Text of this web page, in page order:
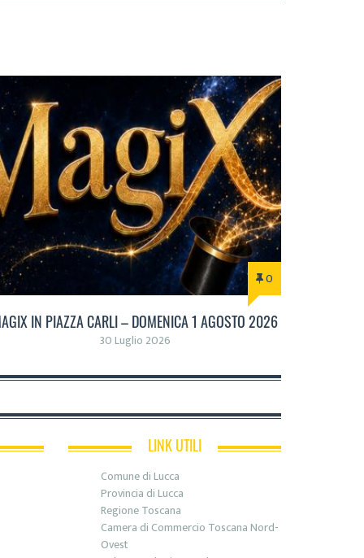
0
IN PIAZZA CARLI – DOMENICA 1 AGOSTO 2026
30 Luglio 2026
LINK UTILI
Comune di Lucca
Provincia di Lucca
Regione Toscana
Camera di Commercio Toscana Nord-
Ovest